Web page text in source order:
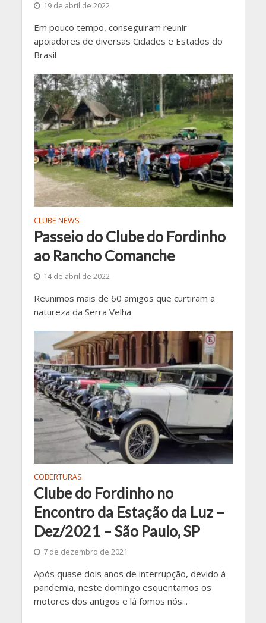
19 de abril de 2022
Em pouco tempo, conseguiram reunir
apoiadores de diversas Cidades e Estados do
Brasil
CLUBE NEWS
Passeio do Clube do Fordinho
ao Rancho Comanche
14 de abril de 2022
Reunimos mais de 60 amigos que curtiram a
natureza da Serra Velha
COBERTURAS
Clube do Fordinho no
Encontro da Estação da Luz –
Dez/2021 – São Paulo, SP
7 de dezembro de 2021
Após quase dois anos de interrupção, devido à
pandemia, neste domingo esquentamos os
motores dos antigos e lá fomos nós...